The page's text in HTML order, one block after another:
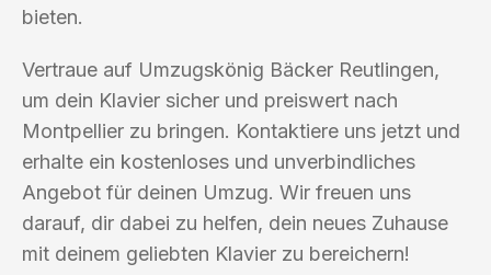
bieten.
Vertraue auf Umzugskönig Bäcker Reutlingen,
um dein Klavier sicher und preiswert nach
Montpellier zu bringen. Kontaktiere uns jetzt und
erhalte ein kostenloses und unverbindliches
Angebot für deinen Umzug. Wir freuen uns
darauf, dir dabei zu helfen, dein neues Zuhause
mit deinem geliebten Klavier zu bereichern!